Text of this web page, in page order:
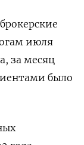
июля
за месяц
было